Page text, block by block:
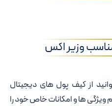
وزیر اکس
از کیف پول های دیجیتال
ویژگی ها و امکانات خاص خود را